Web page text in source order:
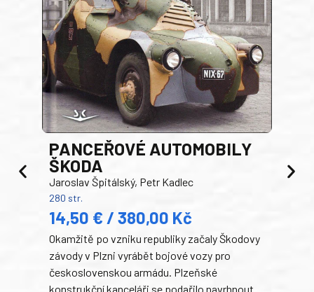
PANCEŘOVÉ AUTOMOBILY
ŠKODA
Jaroslav Špitálský, Petr Kadlec
280 str.
14,50 € / 380,00 Kč
Okamžitě po vzniku republiky začaly Škodovy
závody v Plzni vyrábět bojové vozy pro
československou armádu. Plzeňské
konstrukční kanceláři se podařilo navrhnout